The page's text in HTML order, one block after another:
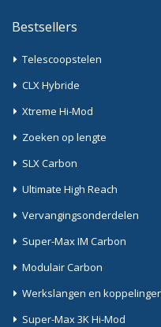
Bestsellers
Telescoopstelen
CLX Hybride
Xtreme Hi-Mod
Zoeken op lengte
SLX Carbon
Ultimate High Reach
Vervangingsonderdelen
Super-Max IM Carbon
Modulair Carbon
Werkslangen en
Super-Max 3K Hi-Mod